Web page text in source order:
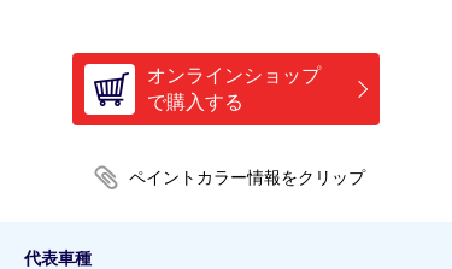
オンラインショップ
で購入する
代表車種